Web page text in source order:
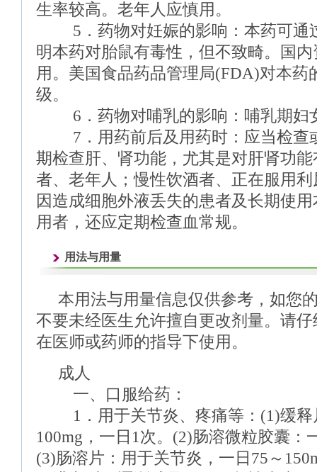
生率较高。老年人应慎用。
5．药物对妊娠的影响：本药可通
明本药对胎鼠有毒性，但不致畸。国
用。美国食品药品管理局(FDA)对本药
级。
6．药物对哺乳的影响：哺乳期妇
7．用药前后及用药时：应当检查
期检查肝、肾功能，尤其是对肝肾功
者、老年人；慢性饮酒者、正在服用
因造成细胞外液丢失的患者及长期使
用者，还应定期检查血常规。
用法与用量
本用法与用量信息仅供参考，如您
不要未经医生允许擅自更改剂量。请
在医师或药师的指导下使用。
成人
一、口服给药：
1．用于关节炎、疼痛等：(1)缓释
100mg，一日1次。(2)肠溶微粒胶囊：
(3)肠溶片：用于关节炎，一日75～